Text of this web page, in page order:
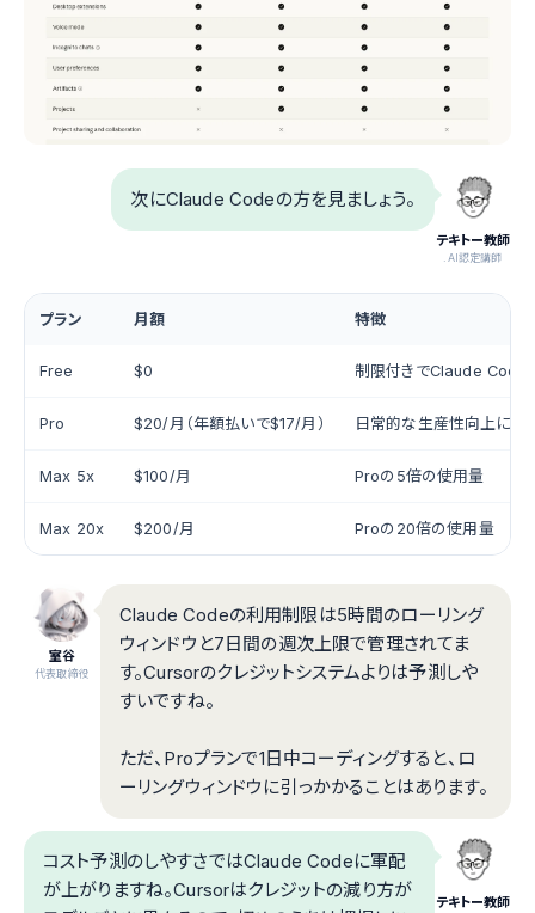
テキトー教師
.AI認定講師
次にClaude Codeの方を見ましょう。
プラン 月額 特徴
Free $0 制限付きでClaude Code
Pro $20/月（年額払いで$17/月） 日常的な生産性向上に十
Max 5x $100/月 Proの5倍の使用量
Max 20x $200/月 Proの20倍の使用量
室谷
代表取締役
Claude Codeの利用制限は5時間のローリング
ウィンドウと7日間の週次上限で管理されてま
す。Cursorのクレジットシステムよりは予測しや
すいですね。
ただ、Proプランで1日中コーディングすると、ロ
ーリングウィンドウに引っかかることはあります。
テキトー教師
コスト予測のしやすさではClaude Codeに軍配
が上がりますね。Cursorはクレジットの減り方が